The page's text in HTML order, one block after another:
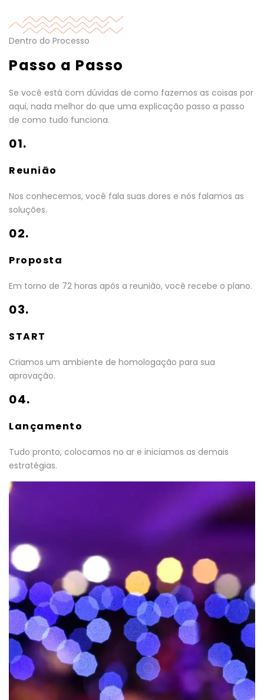
Dentro do Processo
Passo a Passo
Se você está com dúvidas de como fazemos as coisas por
aqui, nada melhor do que uma explicação passo a passo
de como tudo funciona.
01.
Reunião
Nos conhecemos, você fala suas dores e nós falamos as
soluções.
02.
Proposta
Em torno de 72 horas após a reunião, você recebe o plano.
03.
START
Criamos um ambiente de homologação para sua
aprovação.
04.
Lançamento
Tudo pronto, colocamos no ar e iniciamos as demais
estratégias.